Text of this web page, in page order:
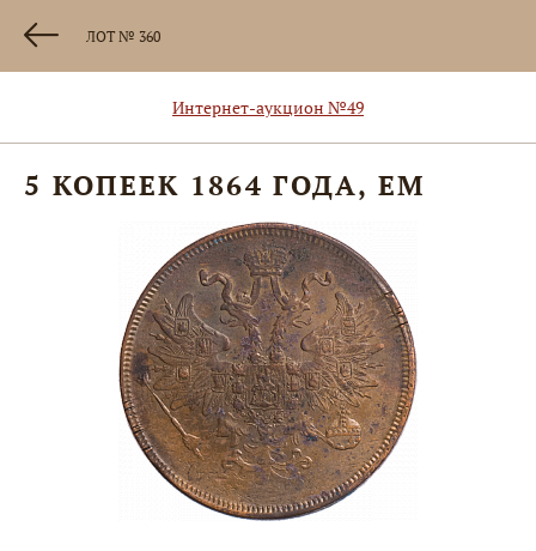
ЛОТ № 360
Интернет-аукцион №49
5 КОПЕЕК 1864 ГОДА, ЕМ